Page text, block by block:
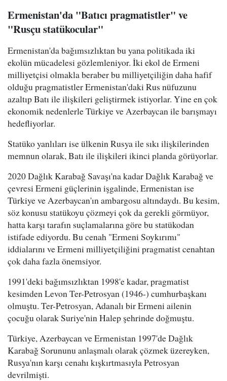
Ermenistan'da "Batıcı pragmatistler" ve
"Rusçu statükocular"
Ermenistan'da bağımsızlıktan bu yana politikada iki
ekolün mücadelesi gözlemleniyor. İki ekol de Ermeni
milliyetçisi olmakla beraber bu milliyetçiliğin daha hafif
olduğu pragmatistler Ermenistan'daki Rus nüfuzunu
azaltıp Batı ile ilişkileri geliştirmek istiyorlar. Yine en çok
ekonomik nedenlerle Türkiye ve Azerbaycan ile barışmayı
hedefliyorlar.
Statüko yanlıları ise ülkenin Rusya ile sıkı ilişkilerinden
memnun olarak, Batı ile ilişkileri ikinci planda görüyorlar.
2020 Dağlık Karabağ Savaşı'na kadar Dağlık Karabağ ve
çevresi Ermeni güçlerinin işgalinde, Ermenistan ise
Türkiye ve Azerbaycan'ın ambargosu altındaydı. Bu kesim,
söz konusu statükoyu çözmeyi çok da gerekli görmüyor,
hatta karşı tarafın suçlamalarına göre bu statükodan
istifade ediyordu. Bu cenah "Ermeni Soykırımı"
iddialarını ve Ermeni milliyetçiliğini pragmatist cenahtan
çok daha fazla önemsiyor.
1991'deki bağımsızlıktan 1998'e kadar, pragmatist
kesimden Levon Ter-Petrosyan (1946-) cumhurbaşkanı
olmuştu. Ter-Petrosyan, Adanalı bir Ermeni ailenin
çocuğu olarak Suriye'nin Halep şehrinde doğmuştu.
Türkiye, Azerbaycan ve Ermenistan 1997'de Dağlık
Karabağ Sorununu anlaşmalı olarak çözmek üzereyken,
Rusya'nın karşı cenahı kışkırtmasıyla Petrosyan
devrilmişti.